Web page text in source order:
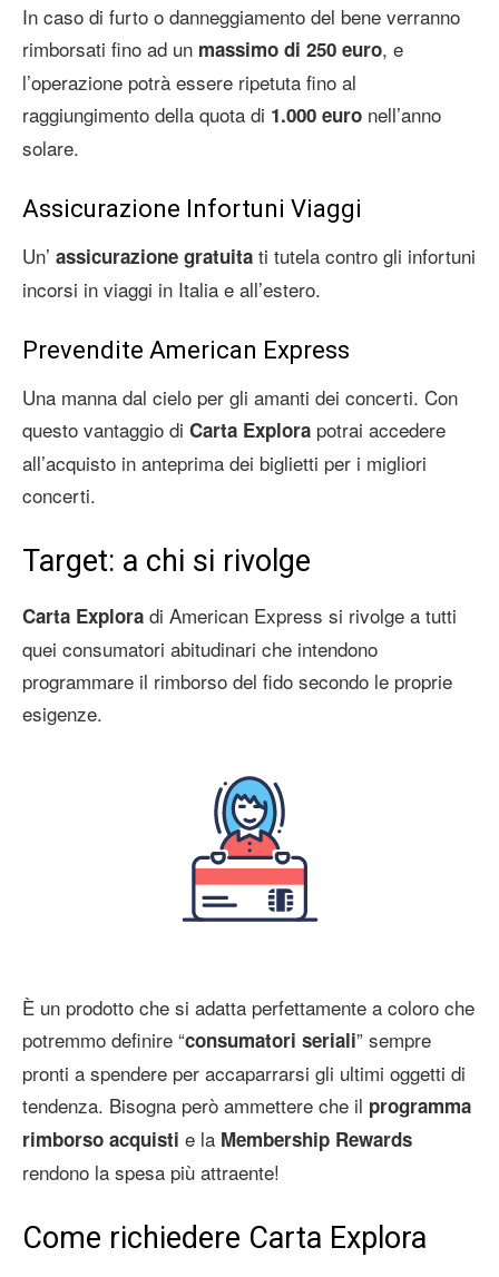
In caso di furto o danneggiamento del bene verranno
rimborsati fino ad un massimo di 250 euro, e
l’operazione potrà essere ripetuta fino al
raggiungimento della quota di 1.000 euro nell’anno
solare.
Assicurazione Infortuni Viaggi
Un’ assicurazione gratuita ti tutela contro gli infortuni
incorsi in viaggi in Italia e all’estero.
Prevendite American Express
Una manna dal cielo per gli amanti dei concerti. Con
questo vantaggio di Carta Explora potrai accedere
all’acquisto in anteprima dei biglietti per i migliori
concerti.
Target: a chi si rivolge
Carta Explora di American Express si rivolge a tutti
quei consumatori abitudinari che intendono
programmare il rimborso del fido secondo le proprie
esigenze.
È un prodotto che si adatta perfettamente a coloro che
potremmo definire “consumatori seriali” sempre
pronti a spendere per accaparrarsi gli ultimi oggetti di
tendenza. Bisogna però ammettere che il programma
rimborso acquisti e la Membership Rewards
rendono la spesa più attraente!
Come richiedere Carta Explora